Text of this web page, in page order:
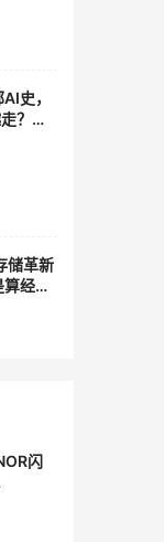
史，
？大
储革新
经济
闪